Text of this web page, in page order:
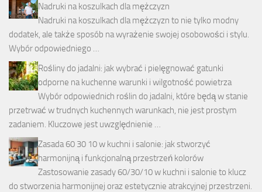
Nadruki na koszulkach dla mężczyzn
Nadruki na koszulkach dla mężczyzn to nie tylko modny
dodatek, ale także sposób na wyrażenie swojej osobowości i stylu.
Wybór odpowiedniego …
Rośliny do jadalni: jak wybrać i pielęgnować gatunki
odporne na kuchenne warunki i wilgotność powietrza
Wybór odpowiednich roślin do jadalni, które będą w stanie
przetrwać w trudnych kuchennych warunkach, nie jest prostym
zadaniem. Kluczowe jest uwzględnienie …
Zasada 60 30 10 w kuchni i salonie: jak stworzyć
harmonijną i funkcjonalną przestrzeń kolorów
Zastosowanie zasady 60/30/10 w kuchni i salonie to klucz
do stworzenia harmonijnej oraz estetycznie atrakcyjnej przestrzeni.